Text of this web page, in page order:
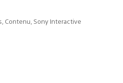
Contenu, Sony Interactive